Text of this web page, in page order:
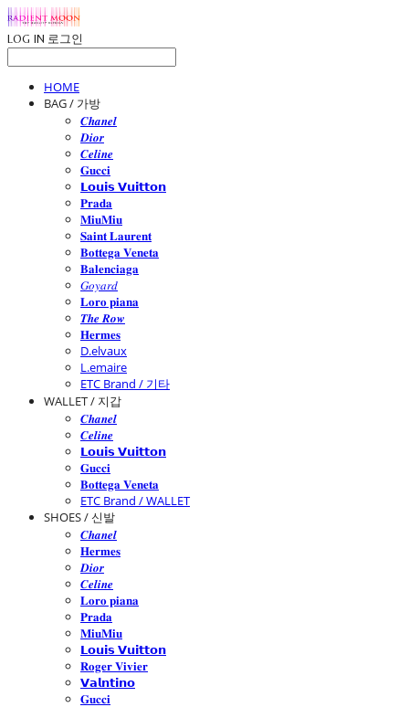
LOG IN 로그인
HOME
BAG / 가방
𝑪𝒉𝒂𝒏𝒆𝒍
𝑫𝒊𝒐𝒓
𝑪𝒆𝒍𝒊𝒏𝒆
𝐆𝐮𝐜𝐜𝐢
𝗟𝗼𝘂𝗶𝘀 𝗩𝘂𝗶𝘁𝘁𝗼𝗻
𝐏𝐫𝐚𝐝𝐚
𝐌𝐢𝐮𝐌𝐢𝐮
𝐒𝐚𝐢𝐧𝐭 𝐋𝐚𝐮𝐫𝐞𝐧𝐭
𝐁𝐨𝐭𝐭𝐞𝐠𝐚 𝐕𝐞𝐧𝐞𝐭𝐚
𝐁𝐚𝐥𝐞𝐧𝐜𝐢𝐚𝐠𝐚
𝐺𝑜𝑦𝑎𝑟𝑑
𝐋𝐨𝐫𝐨 𝐩𝐢𝐚𝐧𝐚
𝑻𝒉𝒆 𝑹𝒐𝒘
𝐇𝐞𝐫𝐦𝐞𝐬
D.elvaux
L.emaire
ETC Brand / 기타
WALLET / 지갑
𝑪𝒉𝒂𝒏𝒆𝒍
𝑪𝒆𝒍𝒊𝒏𝒆
𝗟𝗼𝘂𝗶𝘀 𝗩𝘂𝗶𝘁𝘁𝗼𝗻
𝐆𝐮𝐜𝐜𝐢
𝐁𝐨𝐭𝐭𝐞𝐠𝐚 𝐕𝐞𝐧𝐞𝐭𝐚
ETC Brand / WALLET
SHOES / 신발
𝑪𝒉𝒂𝒏𝒆𝒍
𝐇𝐞𝐫𝐦𝐞𝐬
𝑫𝒊𝒐𝒓
𝑪𝒆𝒍𝒊𝒏𝒆
𝐋𝐨𝐫𝐨 𝐩𝐢𝐚𝐧𝐚
𝐏𝐫𝐚𝐝𝐚
𝐌𝐢𝐮𝐌𝐢𝐮
𝗟𝗼𝘂𝗶𝘀 𝗩𝘂𝗶𝘁𝘁𝗼𝗻
𝐑𝐨𝐠𝐞𝐫 𝐕𝐢𝐯𝐢𝐞𝐫
𝗩𝗮𝗹𝗻𝘁𝗶𝗻𝗼
𝐆𝐮𝐜𝐜𝐢